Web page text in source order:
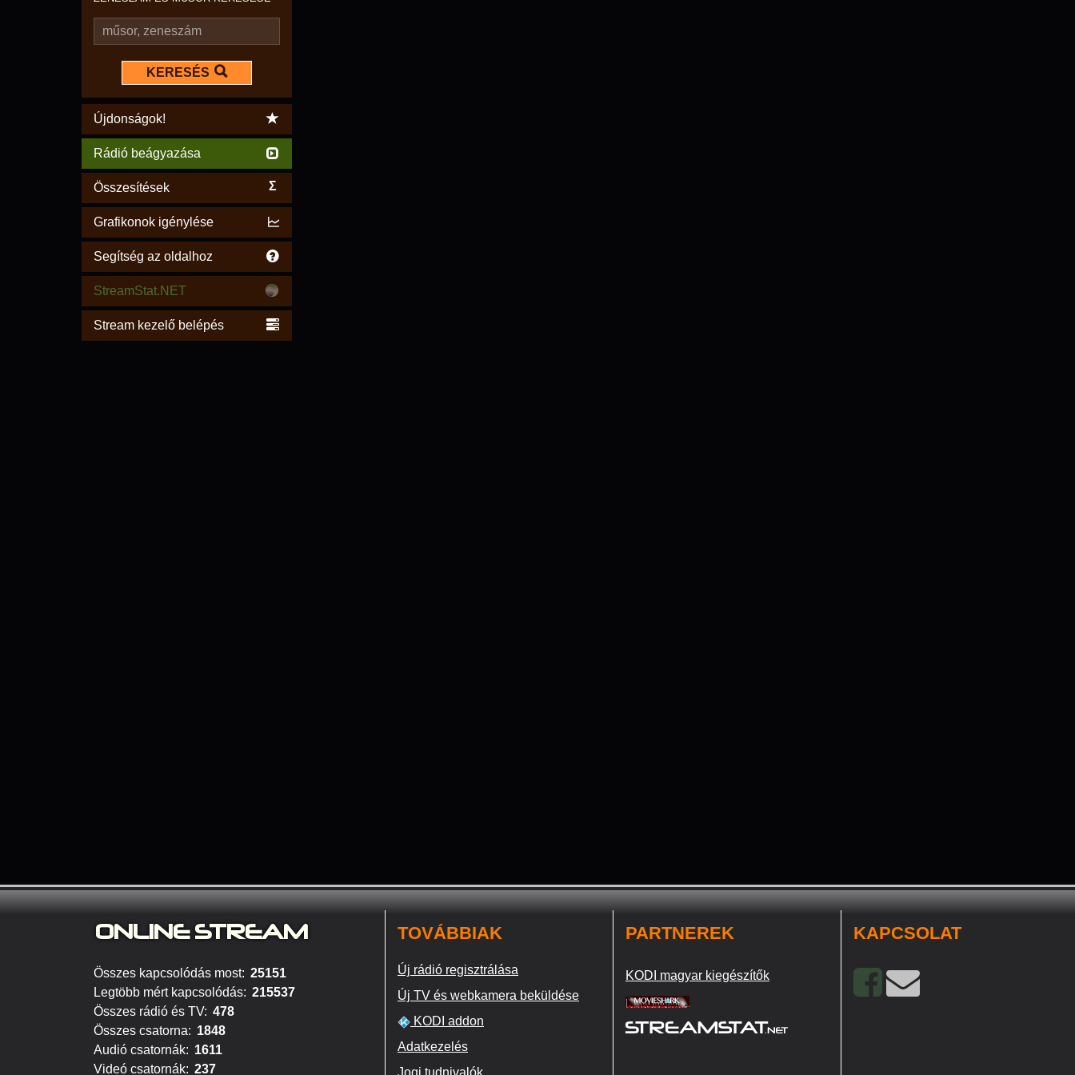
KERESÉS
Újdonságok!
Rádió beágyazása
Összesítések Σ
Grafikonok igénylése
Segítség az oldalhoz
StreamStat.NET
Stream kezelő belépés
ONLINE STREAM
Összes kapcsolódás most: 25151
Legtöbb mért kapcsolódás: 215537
Összes rádió és TV: 478
Összes csatorna: 1848
Audió csatornák: 1611
Videó csatornák: 237
TOVÁBBIAK
Új rádió regisztrálása
Új TV és webkamera beküldése
KODI addon
Adatkezelés
Jogi tudnivalók
PARTNEREK
KODI magyar kiegészítők
KAPCSOLAT